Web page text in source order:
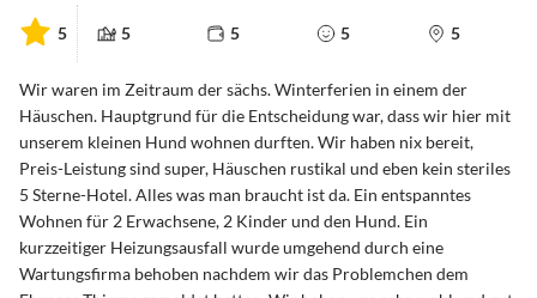
5 5 5 5 5
Wir waren im Zeitraum der sächs. Winterferien in einem der
Häuschen. Hauptgrund für die Entscheidung war, dass wir hier mit
unserem kleinen Hund wohnen durften. Wir haben nix bereit,
Preis-Leistung sind super, Häuschen rustikal und eben kein steriles
5 Sterne-Hotel. Alles was man braucht ist da. Ein entspanntes
Wohnen für 2 Erwachsene, 2 Kinder und den Hund. Ein
kurzzeitiger Heizungsausfall wurde umgehend durch eine
Wartungsfirma behoben nachdem wir das Problemchen dem